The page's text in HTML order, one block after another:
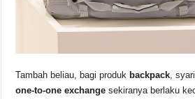
Tambah beliau, bagi produk backpack ,
one-to-one exchange sekiranya berlaku